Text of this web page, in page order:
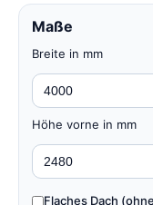
Produkten